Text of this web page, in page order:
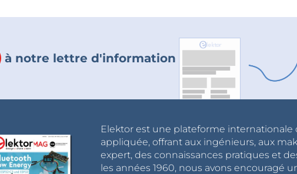
à notre lettre d'information
Elektor est une plateforme
appliquée, offrant aux ingénieurs, aux
expert, des connaissances pratiques et
les années 1960, nous avons encouragé